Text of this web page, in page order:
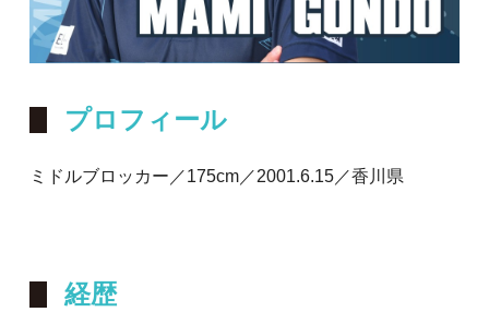
プロフィール
ミドルブロッカー／175cm／2001.6.15／香川県
経歴